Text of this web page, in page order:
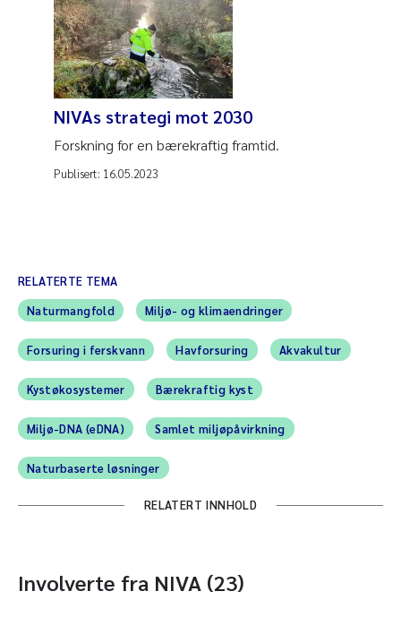
NIVAs strategi mot 2030
Forskning for en bærekraftig framtid.
Publisert: 16.05.2023
RELATERTE TEMA
Naturmangfold
Miljø- og klimaendringer
Forsuring i ferskvann Havforsuring Akvakultur
Kystøkosystemer Bærekraftig kyst
Miljø-DNA (eDNA) Samlet miljøpåvirkning
Naturbaserte løsninger
RELATERT INNHOLD
Involverte fra NIVA (23)